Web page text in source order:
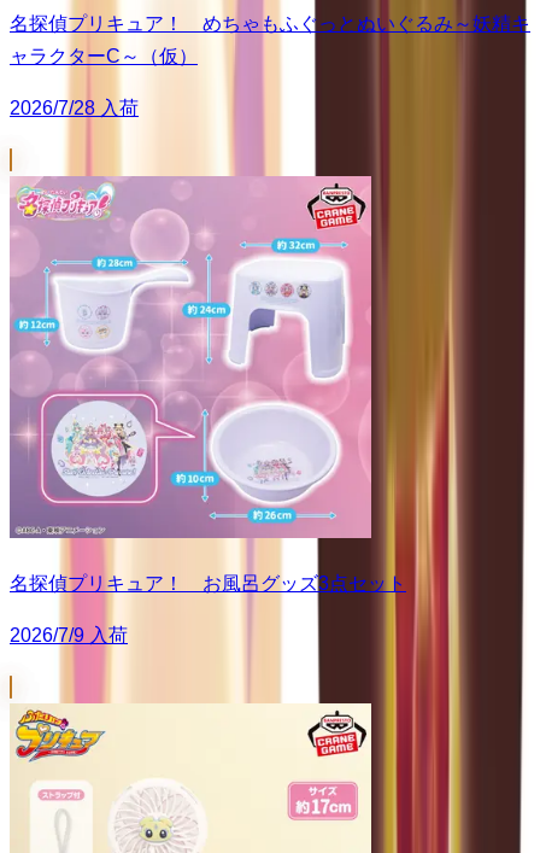
名探偵プリキュア！ めちゃもふぐっとぬいぐるみ～妖精キ
ャラクターC～（仮）
2026/7/28 入荷
名探偵プリキュア！ お風呂グッズ3点セット
2026/7/9 入荷